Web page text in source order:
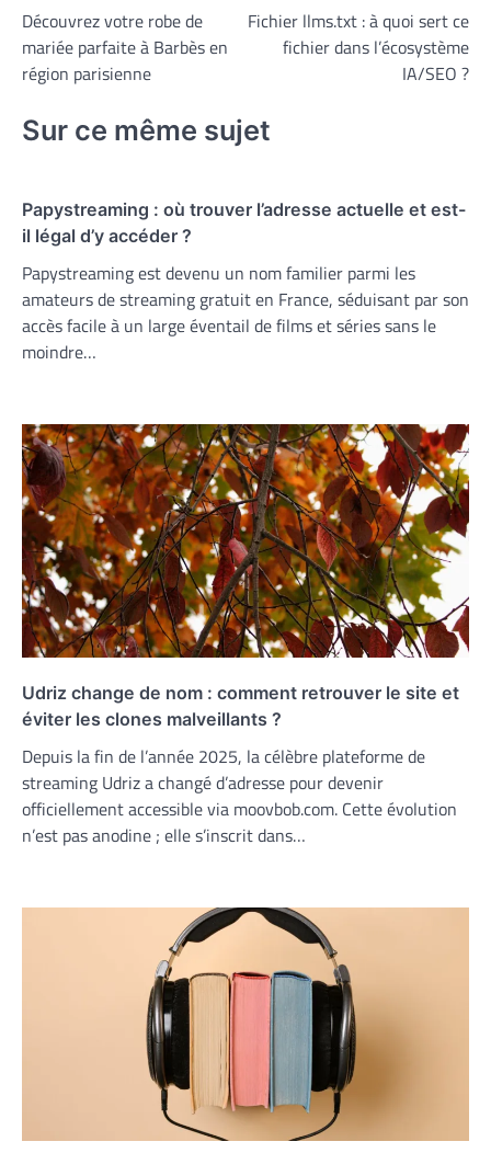
de
l’article
Découvrez votre robe de
mariée parfaite à Barbès en
région parisienne
Fichier llms.txt : à quoi sert ce
fichier dans l’écosystème
IA/SEO ?
Sur ce même sujet
Papystreaming : où trouver l’adresse actuelle et est-
il légal d’y accéder ?
Papystreaming est devenu un nom familier parmi les
amateurs de streaming gratuit en France, séduisant par son
accès facile à un large éventail de films et séries sans le
moindre…
Udriz change de nom : comment retrouver le site et
éviter les clones malveillants ?
Depuis la fin de l’année 2025, la célèbre plateforme de
streaming Udriz a changé d’adresse pour devenir
officiellement accessible via moovbob.com. Cette évolution
n’est pas anodine ; elle s’inscrit dans…